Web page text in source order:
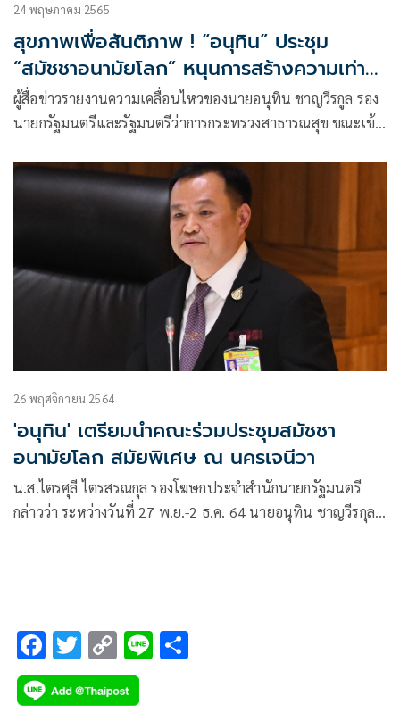
24 พฤษภาคม 2565
สุขภาพเพื่อสันติภาพ ! “อนุทิน” ประชุม
“สมัชชาอนามัยโลก” หนุนการสร้างความเท่า
เทียมด้านสาธารณสุข ขอนานาชาติ ดูแล
สุขภาพประชาชนในพื้นที่สงคราม ชี้ การสู้รบ
ผู้สื่อข่าวรายงานความเคลื่อนไหวของนายอนุทิน ชาญวีรกูล รอง
นายกรัฐมนตรีและรัฐมนตรีว่าการกระทรวงสาธารณสุข ขณะเข้า
26 พฤศจิกายน 2564
'อนุทิน' เตรียมนำคณะร่วมประชุมสมัชชา
อนามัยโลก สมัยพิเศษ ณ นครเจนีวา
น.ส.ไตรศุลี ไตรสรณกุล รองโฆษกประจำสำนักนายกรัฐมนตรี
กล่าวว่า ระหว่างวันที่ 27 พ.ย.-2 ธ.ค. 64 นายอนุทิน ชาญวีรกุล
F
ac
e
T
wi
tt
C
o
p
Li